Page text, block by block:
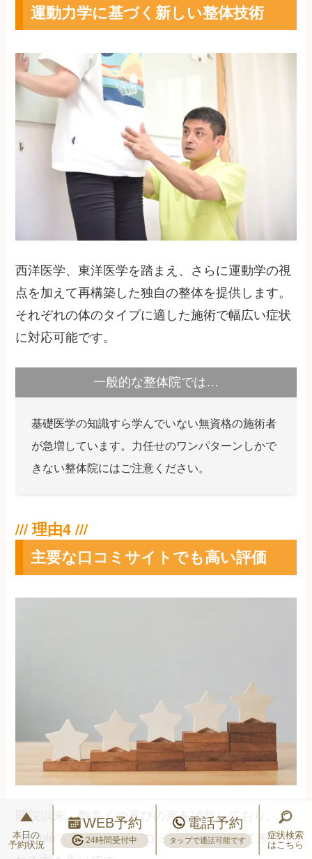
運動力学に基づく新しい整体技術
西洋医学、東洋医学を踏まえ、さらに運動学の視
点を加えて再構築した独自の整体を提供します。
それぞれの体のタイプに適した施術で幅広い症状
に対応可能です。
一般的な整体院では…
基礎医学の知識すら学んでいない無資格の施術者
が急増しています。力任せのワンパターンしかで
きない整体院にはご注意ください。
主要な口コミサイトでも高い評価
開院以来、数多くの喜びの声を頂戴しており、
Googleでも高評価。口コミをご覧になって来院さ
本日の
予約状況
WEB予約
24時間受付中
電話予約
タップで通話可能です
症状検索
はこちら